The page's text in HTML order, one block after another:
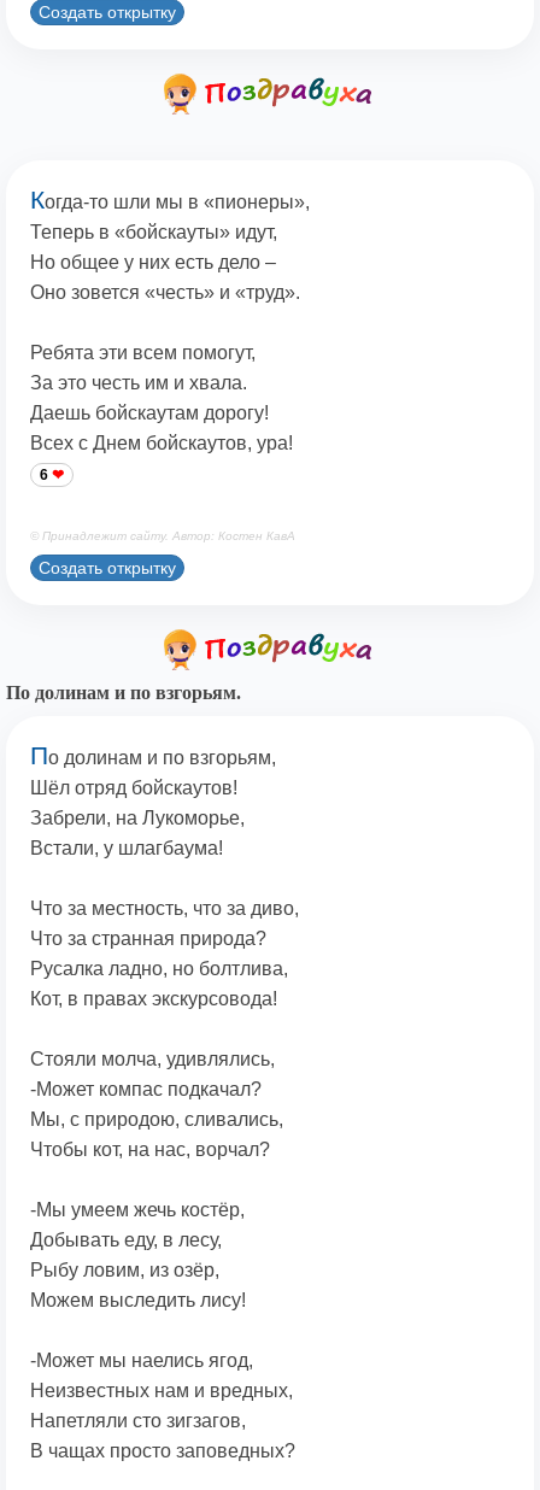
Создать открытку
Когда-то шли мы в «пионеры»,
Теперь в «бойскауты» идут,
Но общее у них есть дело –
Оно зовется «честь» и «труд».
Ребята эти всем помогут,
За это честь им и хвала.
Даешь бойскаутам дорогу!
Всех с Днем бойскаутов, ура!
6
© Принадлежит сайту. Автор: Костен КавА
Создать открытку
По долинам и по взгорьям.
По долинам и по взгорьям,
Шёл отряд бойскаутов!
Забрели, на Лукоморье,
Встали, у шлагбаума!
Что за местность, что за диво,
Что за странная природа?
Русалка ладно, но болтлива,
Кот, в правах экскурсовода!
Стояли молча, удивлялись,
-Может компас подкачал?
Мы, с природою, сливались,
Чтобы кот, на нас, ворчал?
-Мы умеем жечь костёр,
Добывать еду, в лесу,
Рыбу ловим, из озёр,
Можем выследить лису!
-Может мы наелись ягод,
Неизвестных нам и вредных,
Напетляли сто зигзагов,
В чащах просто заповедных?